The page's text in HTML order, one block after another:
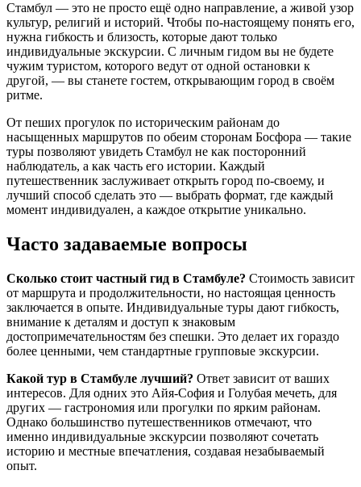
Стамбул — это не просто ещё одно направление, а живой узор
культур, религий и историй. Чтобы по‑настоящему понять его,
нужна гибкость и близость, которые дают только
индивидуальные экскурсии. С личным гидом вы не будете
чужим туристом, которого ведут от одной остановки к
другой, — вы станете гостем, открывающим город в своём
ритме.
От пеших прогулок по историческим районам до
насыщенных маршрутов по обеим сторонам Босфора — такие
туры позволяют увидеть Стамбул не как посторонний
наблюдатель, а как часть его истории. Каждый
путешественник заслуживает открыть город по‑своему, и
лучший способ сделать это — выбрать формат, где каждый
момент индивидуален, а каждое открытие уникально.
Часто задаваемые вопросы
Сколько стоит частный гид в Стамбуле? Стоимость зависит
от маршрута и продолжительности, но настоящая ценность
заключается в опыте. Индивидуальные туры дают гибкость,
внимание к деталям и доступ к знаковым
достопримечательностям без спешки. Это делает их гораздо
более ценными, чем стандартные групповые экскурсии.
Какой тур в Стамбуле лучший? Ответ зависит от ваших
интересов. Для одних это Айя‑София и Голубая мечеть, для
других — гастрономия или прогулки по ярким районам.
Однако большинство путешественников отмечают, что
именно индивидуальные экскурсии позволяют сочетать
историю и местные впечатления, создавая незабываемый
опыт.